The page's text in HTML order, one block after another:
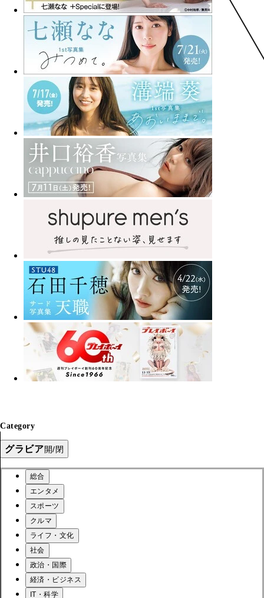
Category
グラビア開/閉
総合
エンタメ
スポーツ
クルマ
ライフ・文化
社会
政治・国際
経済・ビジネス
IT・科学